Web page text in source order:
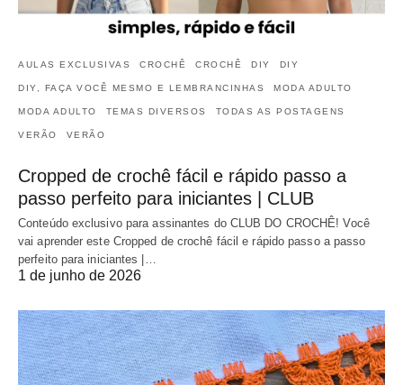
AULAS EXCLUSIVAS CROCHÊ CROCHÊ DIY DIY
DIY, FAÇA VOCÊ MESMO E LEMBRANCINHAS MODA ADULTO
MODA ADULTO TEMAS DIVERSOS TODAS AS POSTAGENS
VERÃO VERÃO
Cropped de crochê fácil e rápido passo a
passo perfeito para iniciantes | CLUB
Conteúdo exclusivo para assinantes do CLUB DO CROCHÊ! Você
vai aprender este Cropped de crochê fácil e rápido passo a passo
perfeito para iniciantes |…
1 de junho de 2026